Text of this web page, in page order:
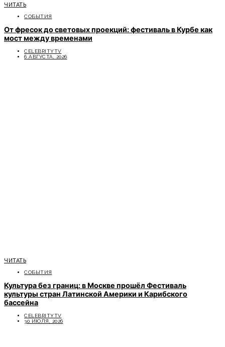
ЧИТАТЬ
СОБЫТИЯ
От фресок до световых проекций: фестиваль в Курбе как
мост между временами
CELEBRITYTV
6 АВГУСТА, 2026
ЧИТАТЬ
СОБЫТИЯ
Культура без границ: в Москве прошёл Фестиваль
культуры стран Латинской Америки и Карибского
бассейна
CELEBRITYTV
30 ИЮЛЯ, 2026